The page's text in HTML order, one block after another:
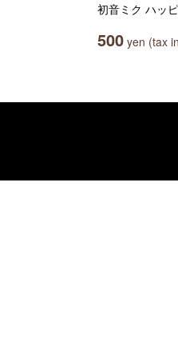
初音ミク ハッ
500 yen (tax